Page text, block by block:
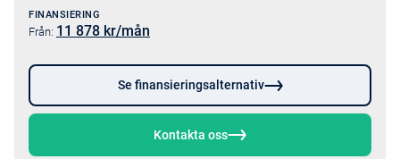
FINANSIERING
Från: 11 878 kr/mån
Se finansieringsalternativ
Kontakta oss